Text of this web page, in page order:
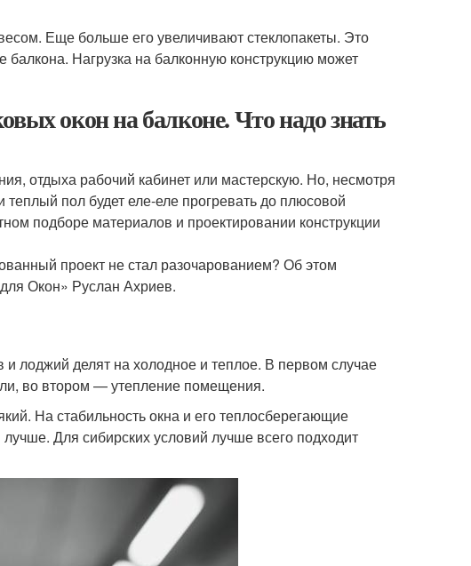
Еще больше его увеличивают стеклопакеты. Это
балкона. Нагрузка на балконную конструкцию может
окон на балконе. Что надо знать
отдыха рабочий кабинет или мастерскую. Но, несмотря
пол будет еле-еле прогревать до плюсовой
подборе материалов и проектировании конструкции
проект не стал разочарованием? Об этом
Окон» Руслан Ахриев.
лоджий делят на холодное и теплое. В первом случае
во втором — утепление помещения.
На стабильность окна и его теплосберегающие
Для сибирских условий лучше всего подходит